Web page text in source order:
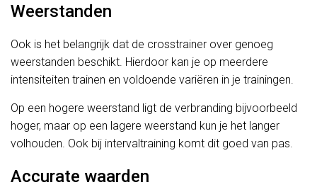
Weerstanden
Ook is het belangrijk dat de crosstrainer over genoeg
weerstanden beschikt. Hierdoor kan je op meerdere
intensiteiten trainen en voldoende variëren in je trainingen.
Op een hogere weerstand ligt de verbranding bijvoorbeeld
hoger, maar op een lagere weerstand kun je het langer
volhouden. Ook bij intervaltraining komt dit goed van pas.
Accurate waarden